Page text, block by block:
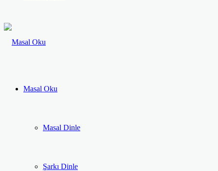
Masal Oku
Masal Dinle
Şarkı Dinle